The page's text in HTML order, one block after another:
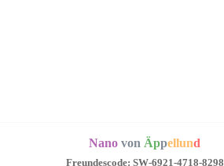
Nano von Äppellund
Freundescode: SW-6921-4718-8298